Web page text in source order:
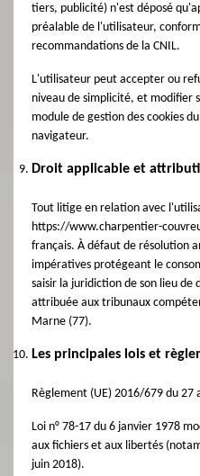
tiers, publicité) n'est déposé
préalable de l'utilisateur,
recommandations de la CNIL.
L'utilisateur peut accepter ou
niveau de simplicité, et modifier
module de gestion des cookies
navigateur.
Droit applicable et
Tout litige en relation avec
https://www.charpentier-
français. À défaut de résolution
impératives protégeant le
saisir la juridiction de son lieu de
attribuée aux tribunaux
Marne (77).
Les principales lois et
Règlement (UE) 2016/679 du 27
Loi n° 78-17 du 6 janvier 1978
aux fichiers et aux libertés
juin 2018).